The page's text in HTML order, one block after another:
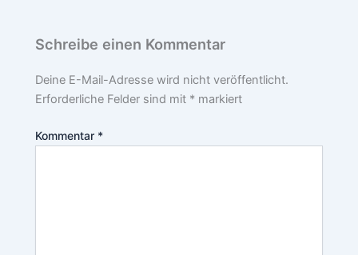
Schreibe einen Kommentar
Deine E-Mail-Adresse wird nicht veröffentlicht.
Erforderliche Felder sind mit * markiert
Kommentar *